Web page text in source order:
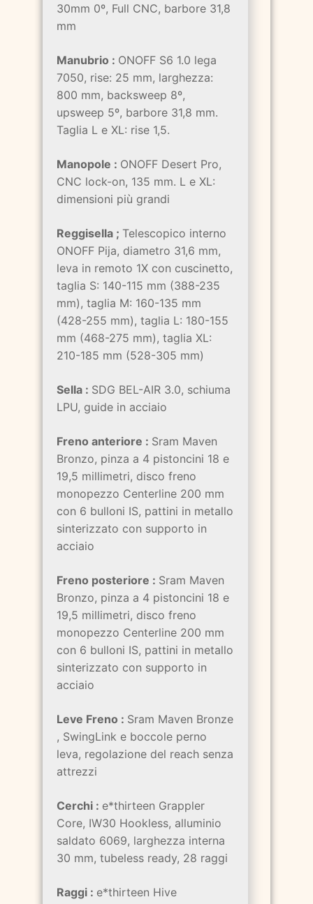
30mm 0º, Full CNC, barbore 31,8
mm
Manubrio : ONOFF S6 1.0 lega
7050, rise: 25 mm, larghezza:
800 mm, backsweep 8º,
upsweep 5º, barbore 31,8 mm.
Taglia L e XL: rise 1,5.
Manopole : ONOFF Desert Pro,
CNC lock-on, 135 mm. L e XL:
dimensioni più grandi
Reggisella ; Telescopico interno
ONOFF Pija, diametro 31,6 mm,
leva in remoto 1X con cuscinetto,
taglia S: 140-115 mm (388-235
mm), taglia M: 160-135 mm
(428-255 mm), taglia L: 180-155
mm (468-275 mm), taglia XL:
210-185 mm (528-305 mm)
Sella : SDG BEL-AIR 3.0, schiuma
LPU, guide in acciaio
Freno anteriore : Sram Maven
Bronzo, pinza a 4 pistoncini 18 e
19,5 millimetri, disco freno
monopezzo Centerline 200 mm
con 6 bulloni IS, pattini in metallo
sinterizzato con supporto in
acciaio
Freno posteriore : Sram Maven
Bronzo, pinza a 4 pistoncini 18 e
19,5 millimetri, disco freno
monopezzo Centerline 200 mm
con 6 bulloni IS, pattini in metallo
sinterizzato con supporto in
acciaio
Leve Freno : Sram Maven Bronze
, SwingLink e boccole perno
leva, regolazione del reach senza
attrezzi
Cerchi : e*thirteen Grappler
Core, IW30 Hookless, alluminio
saldato 6069, larghezza interna
30 mm, tubeless ready, 28 raggi
Raggi : e*thirteen Hive